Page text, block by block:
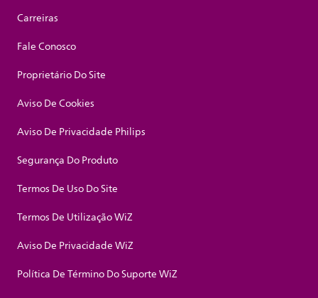
Carreiras
Fale Conosco
Proprietário Do Site
Aviso De Cookies
Aviso De Privacidade Philips
Segurança Do Produto
Termos De Uso Do Site
Termos De Utilização WiZ
Aviso De Privacidade WiZ
Política De Término Do Suporte WiZ